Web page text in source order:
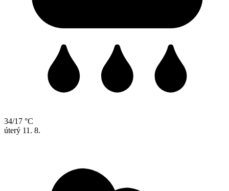
34/17 °C
úterý 11. 8.